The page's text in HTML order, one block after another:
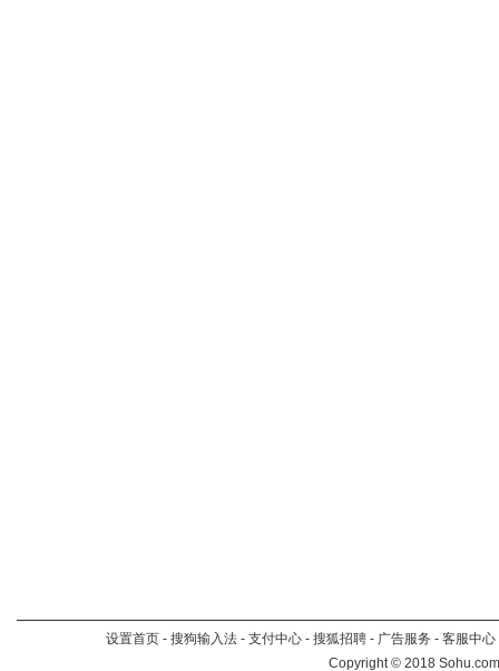
设置首页 - 搜狗输入法 - 支付中心 - 搜狐招聘 - 广告服务 - 客服中心
Copyright©2018